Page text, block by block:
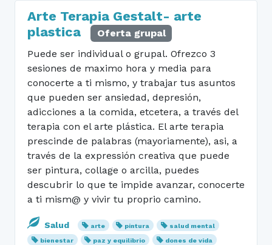
Arte Terapia Gestalt- arte
plastica
Oferta grupal
Puede ser individual o grupal. Ofrezco 3
sesiones de maximo hora y media para
conocerte a ti mismo, y trabajar tus asuntos
que pueden ser ansiedad, depresión,
adicciones a la comida, etcetera, a través del
terapia con el arte plástica. El arte terapia
prescinde de palabras (mayoriamente), asi, a
través de la expressión creativa que puede
ser pintura, collage o arcilla, puedes
descubrir lo que te impide avanzar, conocerte
a ti mism@ y vivir tu proprio camino.
Salud arte pintura
salud mental
bienestar
paz y equilibrio
dones de vida